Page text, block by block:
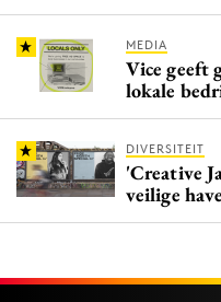
MEDIA
Vice geeft
lokale
DIVERSITEIT
'Creative
veilige